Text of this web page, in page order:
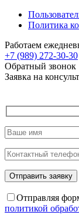
Политика
Работаем
+7 (989) 272-30-30
Обратный звонок
Заявка на
Отправляя
политикой